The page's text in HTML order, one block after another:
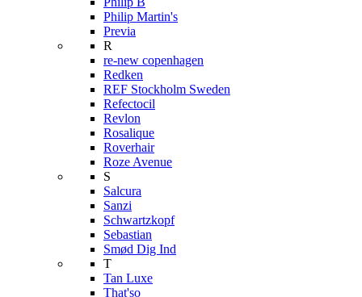
Philip Martin's
Previa
R
re-new copenhagen
Redken
REF Stockholm Sweden
Refectocil
Revlon
Rosalique
Roverhair
Roze Avenue
S
Salcura
Sanzi
Schwartzkopf
Sebastian
Smød Dig Ind
T
Tan Luxe
That'so